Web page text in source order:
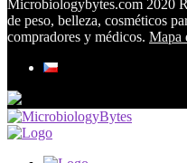
Microbiologybytes.com 2020
de peso, belleza, cosméticos
compradores y médicos. Mapa